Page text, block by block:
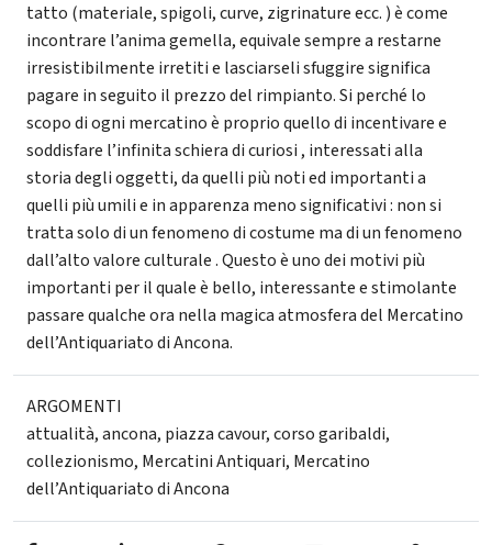
tatto (materiale, spigoli, curve, zigrinature ecc. ) è come
incontrare l’anima gemella, equivale sempre a restarne
irresistibilmente irretiti e lasciarseli sfuggire significa
pagare in seguito il prezzo del rimpianto. Si perché lo
scopo di ogni mercatino è proprio quello di incentivare e
soddisfare l’infinita schiera di curiosi , interessati alla
storia degli oggetti, da quelli più noti ed importanti a
quelli più umili e in apparenza meno significativi : non si
tratta solo di un fenomeno di costume ma di un fenomeno
dall’alto valore culturale . Questo è uno dei motivi più
importanti per il quale è bello, interessante e stimolante
passare qualche ora nella magica atmosfera del Mercatino
dell’Antiquariato di Ancona.
ARGOMENTI
attualità,ancona, piazza cavour,corso garibaldi,
collezionismo, Mercatini Antiquari, Mercatino
dell’Antiquariato di Ancona